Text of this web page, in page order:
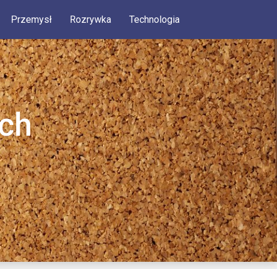
Przemysł Rozrywka Technologia